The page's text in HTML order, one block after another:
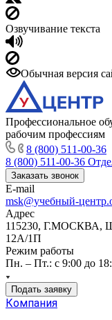
Озвучивание текста
Обычная версия
Профессиональное
рабочим профессиям
8 (800) 511-00-36
8 (800) 511-00-36
Заказать звонок
E-mail
msk@учебный-
Адрес
115230,
12А/1П
Режим работы
Пн. – Пт.: с 9:00 до
Подать заявку
Компания